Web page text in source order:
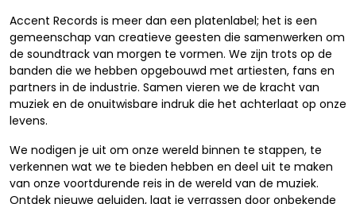
Accent Records is meer dan een platenlabel; het is een
gemeenschap van creatieve geesten die samenwerken om
de soundtrack van morgen te vormen. We zijn trots op de
banden die we hebben opgebouwd met artiesten, fans en
partners in de industrie. Samen vieren we de kracht van
muziek en de onuitwisbare indruk die het achterlaat op onze
levens.
We nodigen je uit om onze wereld binnen te stappen, te
verkennen wat we te bieden hebben en deel uit te maken
van onze voortdurende reis in de wereld van de muziek.
Ontdek nieuwe geluiden, laat je verrassen door onbekende